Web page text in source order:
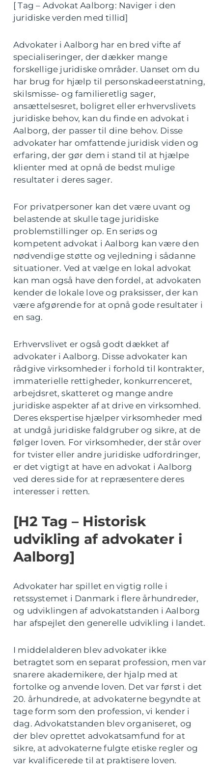
[ Tag – Advokat Aalborg: Naviger i den
juridiske verden med tillid]
Advokater i Aalborg har en bred vifte af
specialiseringer, der dækker mange
forskellige juridiske områder. Uanset om du
har brug for hjælp til personskadeerstatning,
skilsmisse- og familieretlig sager,
ansættelsesret, boligret eller erhvervslivets
juridiske behov, kan du finde en advokat i
Aalborg, der passer til dine behov. Disse
advokater har omfattende juridisk viden og
erfaring, der gør dem i stand til at hjælpe
klienter med at opnå de bedst mulige
resultater i deres sager.
For privatpersoner kan det være uvant og
belastende at skulle tage juridiske
problemstillinger op. En seriøs og
kompetent advokat i Aalborg kan være den
nødvendige støtte og vejledning i sådanne
situationer. Ved at vælge en lokal advokat
kan man også have den fordel, at advokaten
kender de lokale love og praksisser, der kan
være afgørende for at opnå gode resultater i
en sag.
Erhvervslivet er også godt dækket af
advokater i Aalborg. Disse advokater kan
rådgive virksomheder i forhold til kontrakter,
immaterielle rettigheder, konkurrenceret,
arbejdsret, skatteret og mange andre
juridiske aspekter af at drive en virksomhed.
Deres ekspertise hjælper virksomheder med
at undgå juridiske faldgruber og sikre, at de
følger loven. For virksomheder, der står over
for tvister eller andre juridiske udfordringer,
er det vigtigt at have en advokat i Aalborg
ved deres side for at repræsentere deres
interesser i retten.
[H2 Tag – Historisk
udvikling af advokater i
Aalborg]
Advokater har spillet en vigtig rolle i
retssystemet i Danmark i flere århundreder,
og udviklingen af advokatstanden i Aalborg
har afspejlet den generelle udvikling i landet.
I middelalderen blev advokater ikke
betragtet som en separat profession, men var
snarere akademikere, der hjalp med at
fortolke og anvende loven. Det var først i det
20. århundrede, at advokaterne begyndte at
tage form som den profession, vi kender i
dag. Advokatstanden blev organiseret, og
der blev oprettet advokatsamfund for at
sikre, at advokaterne fulgte etiske regler og
var kvalificerede til at praktisere loven.